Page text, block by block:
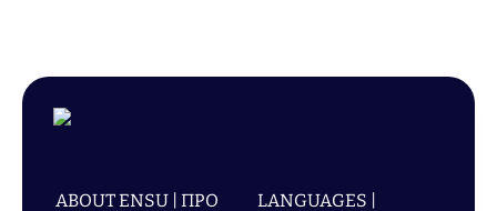
ABOUT ENSU | ПРО
LANGUAGES |